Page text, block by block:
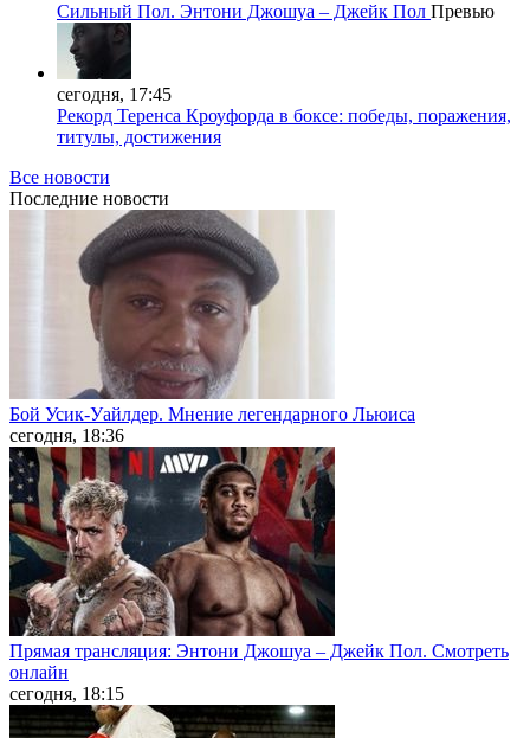
Сильный Пол. Энтони Джошуа – Джейк Пол Превью
сегодня, 17:45
Рекорд Теренса Кроуфорда в боксе: победы, поражения,
титулы, достижения
Все новости
Последние новости
Бой Усик-Уайлдер. Мнение легендарного Льюиса
сегодня, 18:36
Прямая трансляция: Энтони Джошуа – Джейк Пол. Смотреть
онлайн
сегодня, 18:15